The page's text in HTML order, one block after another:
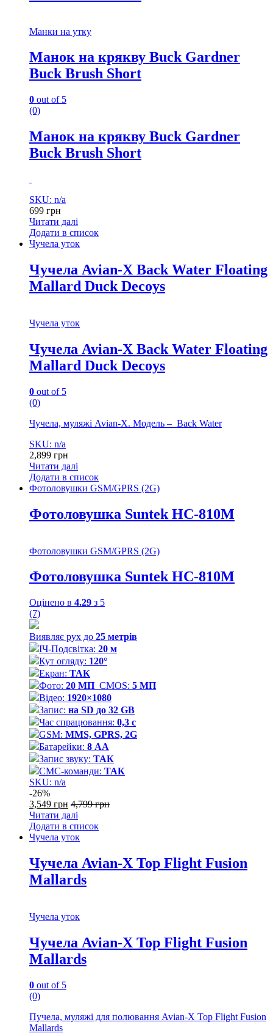
Манки на утку
Манок на крякву Buck Gardner
Buck Brush Short
0 out of 5
(0)
Манок на крякву Buck Gardner
Buck Brush Short
SKU: n/a
699 грн
Читати далі
Додати в список
Чучела уток
Чучела Avian-X Back Water Floating
Mallard Duck Decoys
Чучела уток
Чучела Avian-X Back Water Floating
Mallard Duck Decoys
0 out of 5
(0)
Чучела, муляжі Avian-X. Модель – Back Water
SKU: n/a
2,899 грн
Читати далі
Додати в список
Фотоловушки GSM/GPRS (2G)
Фотоловушка Suntek НС-810М
Фотоловушки GSM/GPRS (2G)
Фотоловушка Suntek НС-810М
Оцінено в 4.29 з 5
(7)
Виявляє рух до 25 метрів
ІЧ-Подсвітка: 20 м
Кут огляду: 120°
Екран: ТАК
Фото: 20 МП CMOS: 5 МП
Відео: 1920×1080
Запис: на SD до 32 GB
Час спрацювання: 0,3 с
GSM: MMS, GPRS, 2G
Батарейки: 8 АА
Запис звуку: ТАК
СМС-команди: ТАК
SKU: n/a
-26%
3,549 грн 4,799грн
Читати далі
Додати в список
Чучела уток
Чучела Avian-X Top Flight Fusion
Mallards
Чучела уток
Чучела Avian-X Top Flight Fusion
Mallards
0 out of 5
(0)
Пучела, муляжі для полювання Avian-X Top Flight Fusion
Mallards